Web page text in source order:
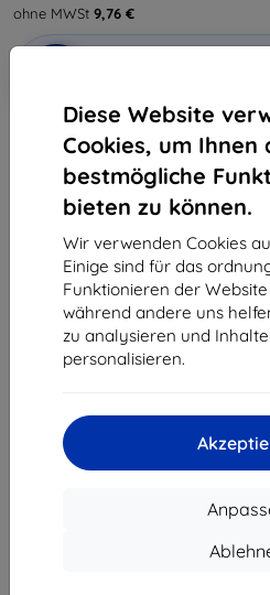
Diese Website
Cookies, um Ihnen
bestmögliche
bieten zu können.
Wir verwenden Cookies
Einige sind für das
Funktionieren der
während andere uns
zu analysieren und
personalisieren.
ohne MWSt 9,76 €
Auf Lager 1 Stk.
In den
Massenrabatt
2Stck.
10%
Lieferung 14. August -